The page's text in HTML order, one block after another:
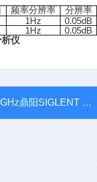
频率分辨率 分辨率
1Hz 0.05dB
1Hz 0.05dB
仪
SSA3075X-R实时频谱分析仪